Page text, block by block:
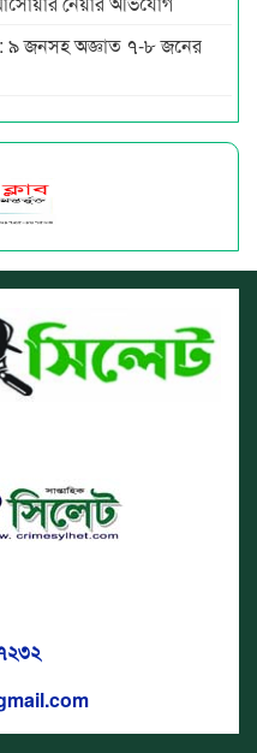
৯ জনসহ অজ্ঞাত ৭-৮ জনের